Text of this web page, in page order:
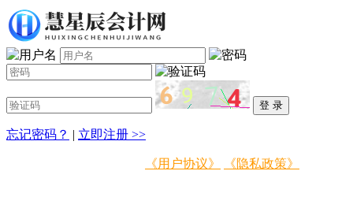
忘记密码？ | 立即注册 >>
《用户协议》 《隐私政策》